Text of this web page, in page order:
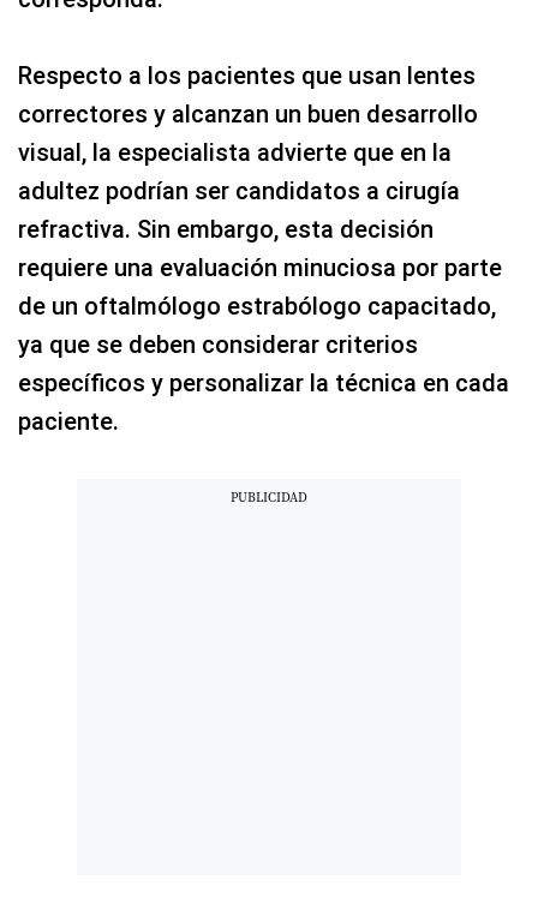
Respecto a los pacientes que usan lentes
correctores y alcanzan un buen desarrollo
visual, la especialista advierte que en la
adultez podrían ser candidatos a cirugía
refractiva. Sin embargo, esta decisión
requiere una evaluación minuciosa por parte
de un oftalmólogo estrabólogo capacitado,
ya que se deben considerar criterios
específicos y personalizar la técnica en cada
paciente.